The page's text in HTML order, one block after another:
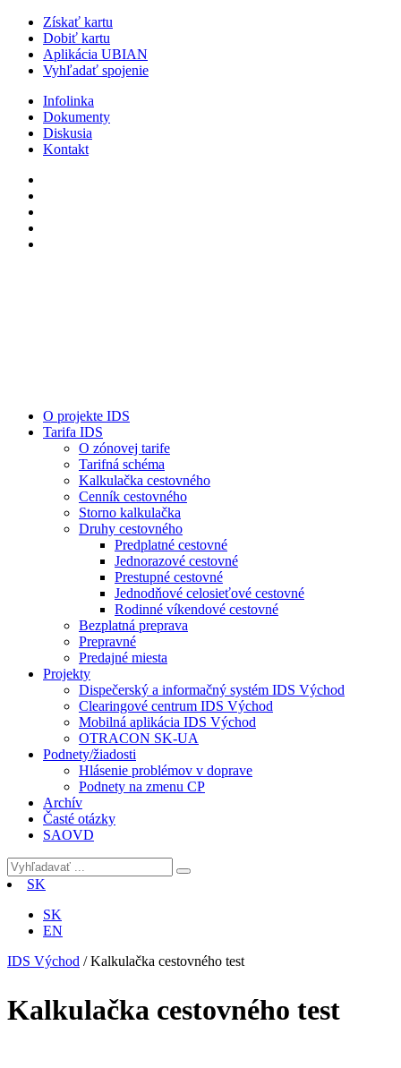
Získať kartu
Dobiť kartu
Aplikácia UBIAN
Vyhľadať spojenie
Infolinka
Dokumenty
Diskusia
Kontakt
O projekte IDS
Tarifa IDS
O zónovej tarife
Tarifná schéma
Kalkulačka cestovného
Cenník cestovného
Storno kalkulačka
Druhy cestovného
Predplatné cestovné
Jednorazové cestovné
Prestupné cestovné
Jednodňové celosieťové cestovné
Rodinné víkendové cestovné
Bezplatná preprava
Prepravné
Predajné miesta
Projekty
Dispečerský a informačný systém IDS Východ
Clearingové centrum IDS Východ
Mobilná aplikácia IDS Východ
OTRACON SK-UA
Podnety/žiadosti
Hlásenie problémov v doprave
Podnety na zmenu CP
Archív
Časté otázky
SAOVD
SK
SK
EN
IDS Východ /Kalkulačka cestovného test
Kalkulačka cestovného test